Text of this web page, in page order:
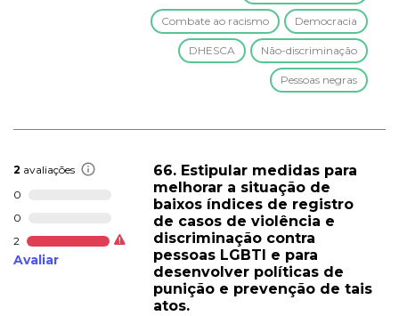
Combate ao racismo Democracia
DHESCA Não-discriminação
Pessoas negras
2 avaliações
0
0
2
Avaliar
66. Estipular medidas para
melhorar a situação de
baixos índices de registro
de casos de violência e
discriminação contra
pessoas LGBTI e para
desenvolver políticas de
punição e prevenção de tais
atos.